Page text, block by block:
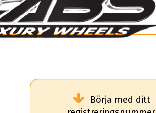
Börja med ditt